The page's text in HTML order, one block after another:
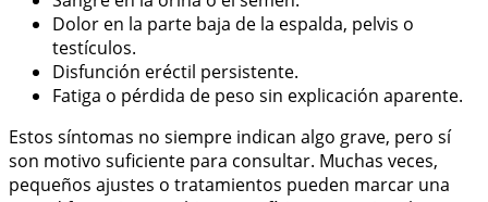
Dolor en la parte baja de la espalda, pelvis o
testículos.
Disfunción eréctil persistente.
Fatiga o pérdida de peso sin explicación aparente.
Estos síntomas no siempre indican algo grave, pero sí
son motivo suficiente para consultar. Muchas veces,
pequeños ajustes o tratamientos pueden marcar una